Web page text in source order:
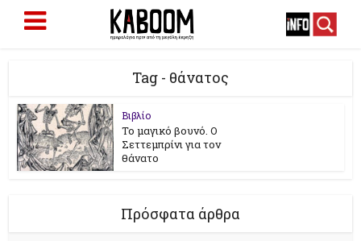
Tag - θάνατος
Βιβλίο
Το μαγικό βουνό. Ο
Σεττεμπρίνι για τον
θάνατο
Πρόσφατα άρθρα